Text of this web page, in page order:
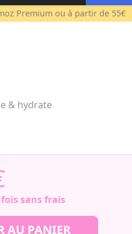
Premium ou à partir de 55€
& hydrate
sans frais
AU PANIER